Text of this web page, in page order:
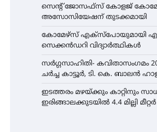
സെന്റ് ജോസഫ്സ് കോളജ്
അസോസിയേഷന് തുടക്കമായി
കോമേഴ്സ് എക്സ്പോയുമായി
സെക്കൻഡറി വിദ്യാർത്ഥികൾ
സർഗ്ഗസാഹിതി- കവിതാസംഗമം
ചർച്ച കാട്ടൂർ, ടി. കെ. ബാലൻ
ഇടത്തരം മഴയ്ക്കും കാറ്റിനും
ഇരിങ്ങാലക്കുടയിൽ 4.4 മില്ലി